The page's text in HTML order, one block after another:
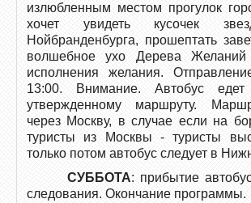
излюбленным местом прогулок
хочет увидеть кусочек
Нойбранденбурга, прошептать
волшебное ухо Дерева Желаний
исполнения желания.
13:00. Внимание. Автобус
утвержденному маршруту.
через Москву, в случае если на
туристы из Москвы - туристы
только потом автобус следует в
СУББОТА: прибытие
следования. Окончание программы.